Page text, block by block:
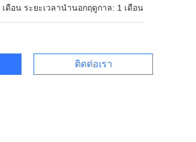
เดือน ระยะเวลานำนอกฤดูกาล: 1 เดือน
ติดต่อเรา